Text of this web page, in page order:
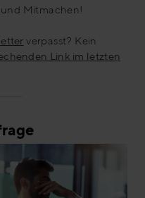
und Mitmachen!
verpasst? Kein
Link im letzten